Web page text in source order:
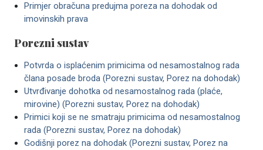
Primjer obračuna predujma poreza na dohodak od
imovinskih prava
Porezni sustav
Potvrda o isplaćenim primicima od nesamostalnog rada
člana posade broda (Porezni sustav, Porez na dohodak)
Utvrđivanje dohotka od nesamostalnog rada (plaće,
mirovine) (Porezni sustav, Porez na dohodak)
Primici koji se ne smatraju primicima od nesamostalnog
rada (Porezni sustav, Porez na dohodak)
Godišnji porez na dohodak (Porezni sustav, Porez na